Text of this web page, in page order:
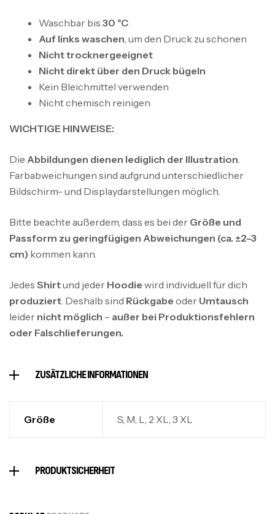
Waschbar bis 30 °C
Auf links waschen , um den Druck zu schonen
Nicht trocknergeeignet
Nicht direkt über den Druck bügeln
Kein Bleichmittel verwenden
Nicht chemisch reinigen
WICHTIGE HINWEISE:
Die Abbildungen dienen lediglich der Illustration
Farbabweichungen sind aufgrund unterschiedlicher
Bildschirm- und Displaydarstellungen möglich.
Bitte beachte außerdem, dass es bei der Größe und
Passform zu geringfügigen Abweichungen (ca. ±2–3
cm) kommen kann.
Jedes Shirtund jeder Hoodie wird individuell für dich
produziert . Deshalb sind Rückgabe oder Umtausch
leider nicht möglich – außer bei Produktionsfehlern
oder Falschlieferungen.
ZUSÄTZLICHE INFORMATIONEN
Größe S, M, L, 2 XL, 3 XL
PRODUKTSICHERHEIT